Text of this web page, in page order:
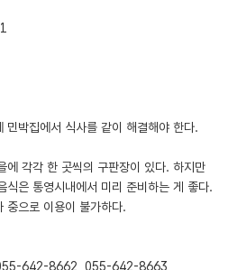
민박집에서 식사를 같이 해결해야 한다.
에 각각 한 곳씩의 구판장이 있다. 하지만
식은 통영시내에서 미리 준비하는 게 좋다.
중으로 이용이 불가하다.
055-642-8662, 055-642-8663